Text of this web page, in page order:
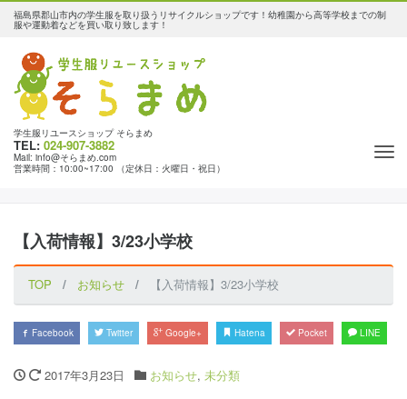
福島県郡山市内の学生服を取り扱うリサイクルショップです！幼稚園から高等学校までの制
服や運動着などを買い取り致します！
学生服リユースショップ そらまめ
TEL: 024-907-3882
Mail: info@そらまめ.com
営業時間：10:00~17:00 （定休日：火曜日・祝日）
【入荷情報】3/23小学校
TOP お知らせ 【入荷情報】3/23小学校
Facebook Twitter Google+ Hatena Pocket LINE
2017年3月23日 お知らせ, 未分類